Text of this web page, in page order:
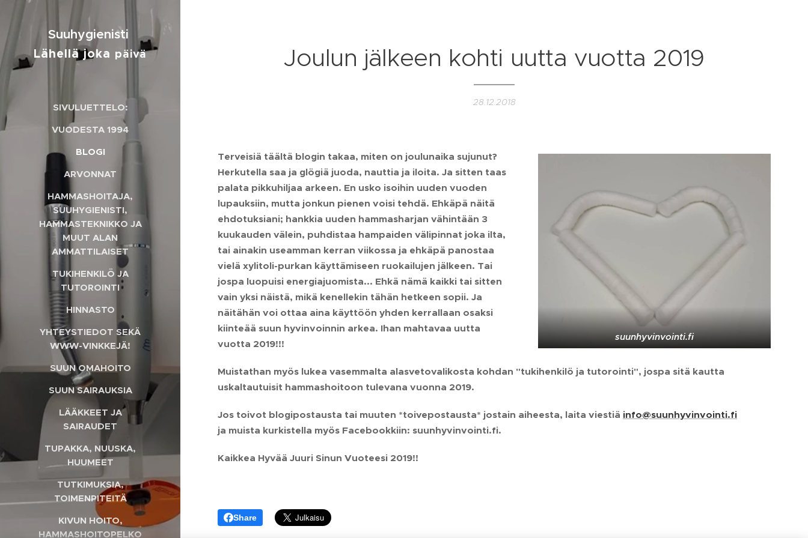
Suuhygienisti
Lähellä joka päivä
SIVULUETTELO:
VUODESTA 1994
BLOGI
ARVONNAT
HAMMASHOITAJA,
SUUHYGIENISTI,
HAMMASTEKNIKKO JA
MUUT ALAN
AMMATTILAISET
TUKIHENKILÖ JA
TUTOROINTI
HINNASTO
YHTEYSTIEDOT SEKÄ
WWW-VINKKEJÄ!
SUUN OMAHOITO
SUUN SAIRAUKSIA
LÄÄKKEET JA
SAIRAUDET
TUPAKKA, NUUSKA,
HUUMEET
TUTKIMUKSIA,
TOIMENPITEITÄ
KIVUN HOITO,
HAMMASHOITOPELKO
Joulun jälkeen kohti uutta vuotta 2019
28.12.2018
suunhyvinvointi.fi
Terveisiä täältä blogin takaa, miten on joulunaika sujunut?
Herkutella saa ja glögiä juoda, nauttia ja iloita. Ja sitten taas
palata pikkuhiljaa arkeen. En usko isoihin uuden vuoden
lupauksiin, mutta jonkun pienen voisi tehdä. Ehkäpä näitä
ehdotuksiani; hankkia uuden hammasharjan vähintään 3
kuukauden välein, puhdistaa hampaiden välipinnat joka ilta,
tai ainakin useamman kerran viikossa ja ehkäpä panostaa
vielä xylitoli-purkan käyttämiseen ruokailujen jälkeen. Tai
jospa luopuisi energiajuomista... Ehkä nämä kaikki tai sitten
vain yksi näistä, mikä kenellekin tähän hetkeen sopii. Ja
näitähän voi ottaa aina käyttöön yhden kerrallaan osaksi
kiinteää suun hyvinvoinnin arkea. Ihan mahtavaa uutta
vuotta 2019!!!
Muistathan myös lukea vasemmalta alasvetovalikosta kohdan "tukihenkilö ja tutorointi", jospa sitä kautta
uskaltautuisit hammashoitoon tulevana vuonna 2019.
Jos toivot blogipostausta tai muuten *toivepostausta* jostain aiheesta, laita viestiä info@suunhyvinvointi.fi
ja muista kurkistella myös Facebookkiin: suunhyvinvointi.fi.
Kaikkea Hyvää Juuri Sinun Vuoteesi 2019!!
Share